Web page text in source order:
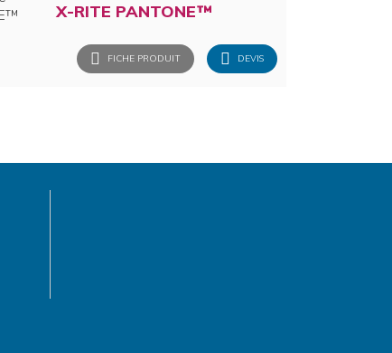
X-RITE PANTONE™
FICHE PRODUIT DEVIS